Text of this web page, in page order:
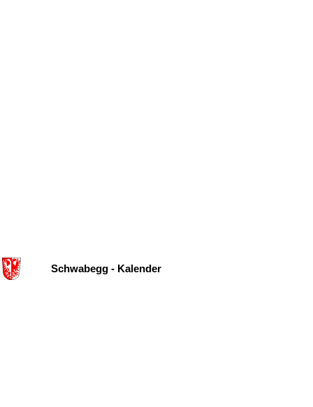
Schwabegg - Kalender